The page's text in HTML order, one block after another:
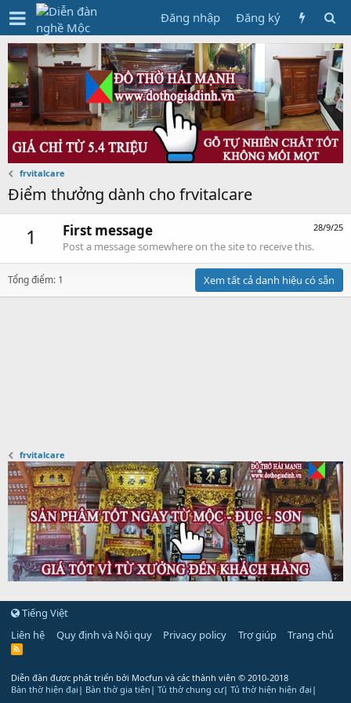
Đăng nhập Đăng ký
frvitalcare
Điểm thưởng dành cho frvitalcare
1 28/9/25
First message
Post a message somewhere on the site to receive this.
Tổng điểm: 1 Xem tất cả danh hiệu có sẵn
frvitalcare
Tiếng Việt
Liên hệ
Quy định và Nội quy Privacy policy Trợ giúp Trang chủ
R
Diễn đàn được phát triển bởi Mocfun và các thành viên © 2010-2018
Bàn thờ hiện đại | Bàn thờ gia tiên | Tủ thờ chung cư| Tủ thờ hiện hiện đại |